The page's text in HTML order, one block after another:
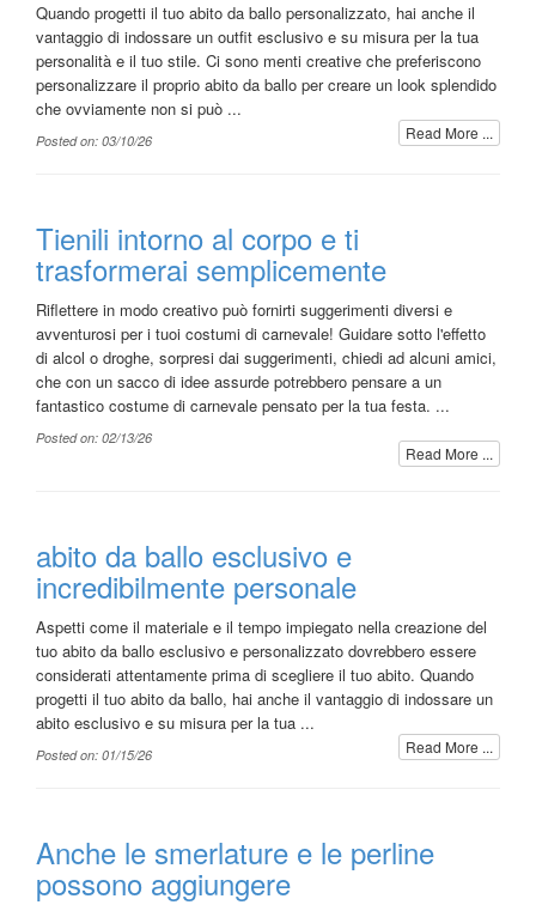
Quando progetti il tuo abito da ballo personalizzato, hai anche il
vantaggio di indossare un outfit esclusivo e su misura per la tua
personalità e il tuo stile. Ci sono menti creative che preferiscono
personalizzare il proprio abito da ballo per creare un look splendido
che ovviamente non si può ...
Read More ...
Posted on: 03/10/26
Tienili intorno al corpo e ti
trasformerai semplicemente
Riflettere in modo creativo può fornirti suggerimenti diversi e
avventurosi per i tuoi costumi di carnevale! Guidare sotto l'effetto
di alcol o droghe, sorpresi dai suggerimenti, chiedi ad alcuni amici,
che con un sacco di idee assurde potrebbero pensare a un
fantastico costume di carnevale pensato per la tua festa. ...
Read More ...
Posted on: 02/13/26
abito da ballo esclusivo e
incredibilmente personale
Aspetti come il materiale e il tempo impiegato nella creazione del
tuo abito da ballo esclusivo e personalizzato dovrebbero essere
considerati attentamente prima di scegliere il tuo abito. Quando
progetti il tuo abito da ballo, hai anche il vantaggio di indossare un
abito esclusivo e su misura per la tua ...
Read More ...
Posted on: 01/15/26
Anche le smerlature e le perline
possono aggiungere